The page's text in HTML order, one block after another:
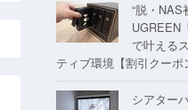
“脱・NAS
UGREEN
で叶える
ティブ環境【割引クーポ
シアター